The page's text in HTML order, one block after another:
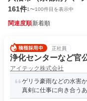
161件1〜100件目を表示中
関連度順新着順
正社員
浄化センターなど官
アイテック株式会社
ゲリラ豪雨などの水害
真剣に仕事に向き合う